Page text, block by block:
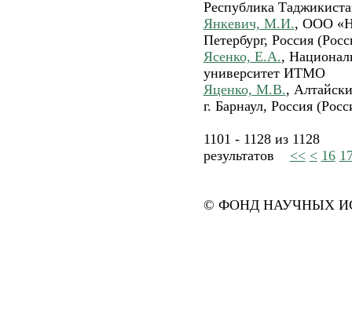
Республика
Янкевич, М.И., ООО
Петербург, Россия
Ясенко, Е.А.,
университет ИТМО
Яценко, М.В.,
г. Барнаул, Россия
1101 - 1128 из 1128
результатов << < 16
© ФОНД НАУЧНЫХ